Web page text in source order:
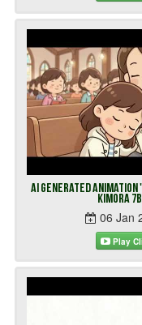
AI Generated
Kimora
06 Jan
Play